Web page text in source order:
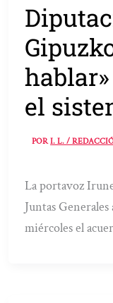
el
PORI. L. /
La portavoz
Juntas
miércoles el